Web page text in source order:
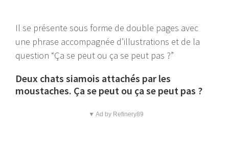
Il se présente sous forme de double pages avec
une phrase accompagnée d’illustrations et de la
question “Ça se peut ou ça se peut pas ?”
Deux chats siamois attachés par les
moustaches. Ça se peut ou ça se peut pas ?
▼ Ad by Refinery89